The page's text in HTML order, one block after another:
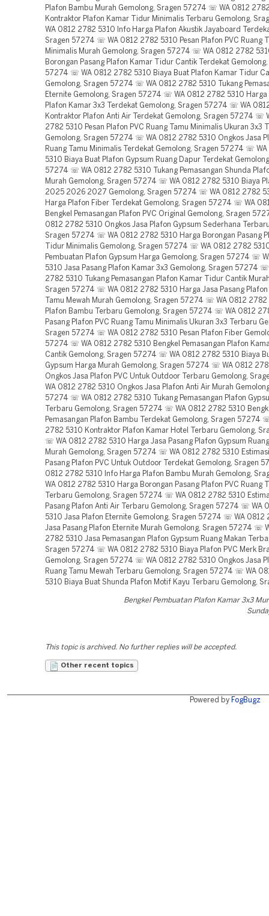
Plafon Bambu Murah Gemolong, Sragen 57274 ☏ WA 0812
Kontraktor Plafon Kamar Tidur Minimalis Terbaru Gemolong,
WA 0812 2782 5310 Info Harga Plafon Akustik Jayaboard
Sragen 57274 ☏ WA 0812 2782 5310 Pesan Plafon PVC Ruang
Minimalis Murah Gemolong, Sragen 57274 ☏ WA 0812 2782
Borongan Pasang Plafon Kamar Tidur Cantik Terdekat
57274 ☏ WA 0812 2782 5310 Biaya Buat Plafon Kamar Tidur
Gemolong, Sragen 57274 ☏ WA 0812 2782 5310 Tukang
Eternite Gemolong, Sragen 57274 ☏ WA 0812 2782 5310 Harga
Plafon Kamar 3x3 Terdekat Gemolong, Sragen 57274 ☏ WA
Kontraktor Plafon Anti Air Terdekat Gemolong, Sragen 57274 ☏
2782 5310 Pesan Plafon PVC Ruang Tamu Minimalis Ukuran 3x3
Gemolong, Sragen 57274 ☏ WA 0812 2782 5310 Ongkos Jasa
Ruang Tamu Minimalis Terdekat Gemolong, Sragen 57274 ☏
5310 Biaya Buat Plafon Gypsum Ruang Dapur Terdekat
57274 ☏ WA 0812 2782 5310 Tukang Pemasangan Shunda
Murah Gemolong, Sragen 57274 ☏ WA 0812 2782 5310 Biaya
2025 2026 2027 Gemolong, Sragen 57274 ☏ WA 0812 2782
Harga Plafon Fiber Terdekat Gemolong, Sragen 57274 ☏ WA
Bengkel Pemasangan Plafon PVC Original Gemolong, Sragen
0812 2782 5310 Ongkos Jasa Plafon Gypsum Sederhana
Sragen 57274 ☏ WA 0812 2782 5310 Harga Borongan Pasang
Tidur Minimalis Gemolong, Sragen 57274 ☏ WA 0812 2782
Pembuatan Plafon Gypsum Harga Gemolong, Sragen 57274 ☏
5310 Jasa Pasang Plafon Kamar 3x3 Gemolong, Sragen 57274
2782 5310 Tukang Pemasangan Plafon Kamar Tidur Cantik
Sragen 57274 ☏ WA 0812 2782 5310 Harga Jasa Pasang Plafon
Tamu Mewah Murah Gemolong, Sragen 57274 ☏ WA 0812 2782
Plafon Bambu Terbaru Gemolong, Sragen 57274 ☏ WA 0812
Pasang Plafon PVC Ruang Tamu Minimalis Ukuran 3x3 Terbaru
Sragen 57274 ☏ WA 0812 2782 5310 Pesan Plafon Fiber
57274 ☏ WA 0812 2782 5310 Bengkel Pemasangan Plafon
Cantik Gemolong, Sragen 57274 ☏ WA 0812 2782 5310 Biaya
Gypsum Harga Murah Gemolong, Sragen 57274 ☏ WA 0812
Ongkos Jasa Plafon PVC Untuk Outdoor Terbaru Gemolong,
WA 0812 2782 5310 Ongkos Jasa Plafon Anti Air Murah
57274 ☏ WA 0812 2782 5310 Tukang Pemasangan Plafon
Terbaru Gemolong, Sragen 57274 ☏ WA 0812 2782 5310
Pemasangan Plafon Bambu Terdekat Gemolong, Sragen 57274
2782 5310 Kontraktor Plafon Kamar Hotel Terbaru Gemolong,
☏ WA 0812 2782 5310 Harga Jasa Pasang Plafon Gypsum
Murah Gemolong, Sragen 57274 ☏ WA 0812 2782 5310
Pasang Plafon PVC Untuk Outdoor Terdekat Gemolong, Sragen
0812 2782 5310 Info Harga Plafon Bambu Murah Gemolong,
WA 0812 2782 5310 Harga Borongan Pasang Plafon PVC Ruang
Terbaru Gemolong, Sragen 57274 ☏ WA 0812 2782 5310
Pasang Plafon Anti Air Terbaru Gemolong, Sragen 57274 ☏ WA
5310 Jasa Plafon Eternite Gemolong, Sragen 57274 ☏ WA 0812
Jasa Pasang Plafon Eternite Murah Gemolong, Sragen 57274 ☏
2782 5310 Jasa Pemasangan Plafon Gypsum Ruang Makan
Sragen 57274 ☏ WA 0812 2782 5310 Biaya Plafon PVC Merk
Gemolong, Sragen 57274 ☏ WA 0812 2782 5310 Ongkos Jasa
Ruang Tamu Mewah Terbaru Gemolong, Sragen 57274 ☏ WA
5310 Biaya Buat Shunda Plafon Motif Kayu Terbaru Gemolong,
Bengkel Pembuatan Plafon Kamar 3x3
This topic is archived. No further replies will be accepted.
Other recent topics
Powered by FogBugz